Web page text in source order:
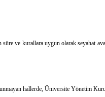
süre ve kurallara uygun olarak seyahat
hallerde, Üniversite Yönetim